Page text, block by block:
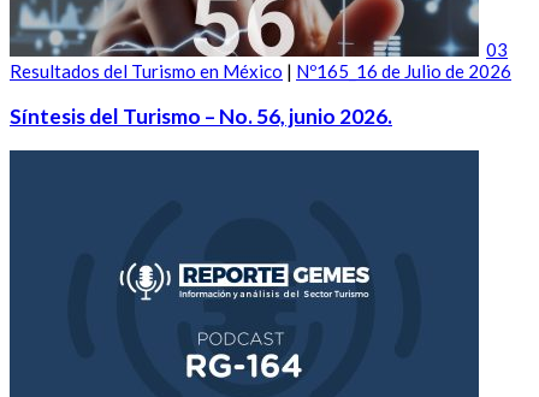
03
Resultados del Turismo en México | Nº165_16 de Julio de 2026
Síntesis del Turismo – No. 56, junio 2026.